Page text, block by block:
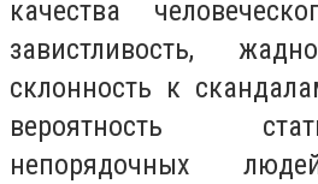
качества
завистливость,
склонность к
вероятность
непорядочных